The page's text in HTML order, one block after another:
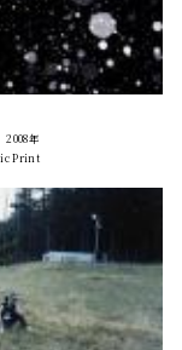
年
Print